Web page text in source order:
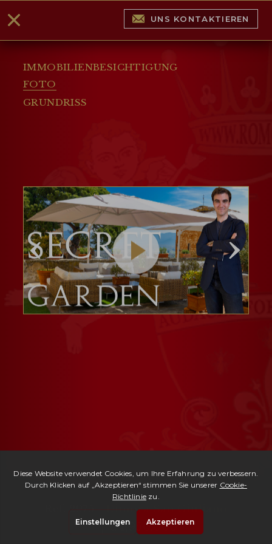
IMMOBILIENBESICHTIGUNG
FOTO
GRUNDRISS
UNS KONTAKTIEREN
Dimora San Giuliano
| € 1,950,000